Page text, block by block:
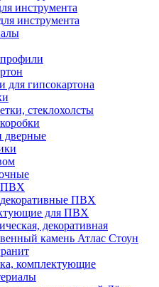
инструмента
инструмента
для гипсокартона
стеклохолсты
дверные
ПВХ
ПВХ
для ПВХ
декоративная
камень Атлас Стоун
комплектующие